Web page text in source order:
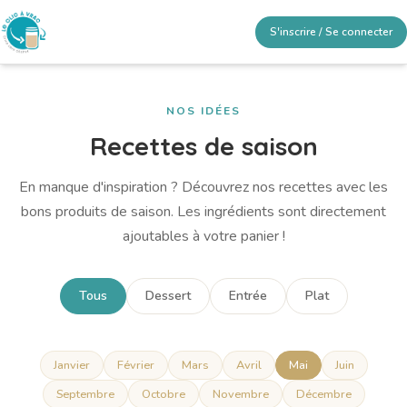
S'inscrire / Se connecter
NOS IDÉES
Recettes de saison
En manque d'inspiration ? Découvrez nos recettes avec les
bons produits de saison. Les ingrédients sont directement
ajoutables à votre panier !
Tous Dessert Entrée Plat
Janvier Février Mars Avril Mai
Juin
Septembre
Octobre Novembre Décembre